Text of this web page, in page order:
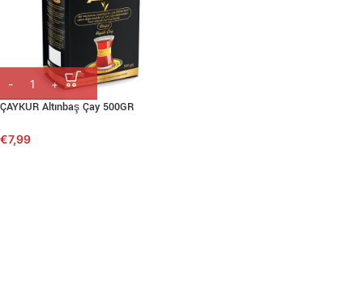
ÇAYKUR Altınbaş Çay 500GR
€7,99